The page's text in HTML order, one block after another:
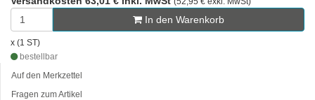
In den Warenkorb
x (1 ST)
bestellbar
Auf den Merkzettel
Fragen zum Artikel